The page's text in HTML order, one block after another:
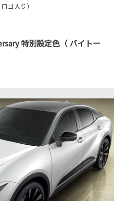
ゴ入り）
特別設定色（ バイトー